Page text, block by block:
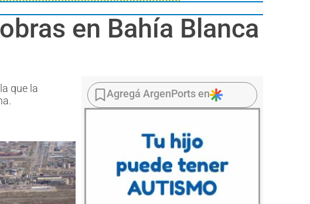
en Bahía Blanca
que la
Agregá ArgenPorts en